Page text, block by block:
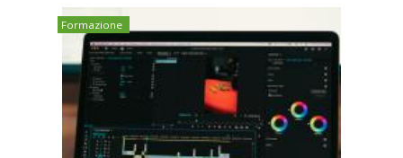
Formazione